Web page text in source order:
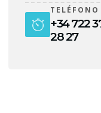
TELÉFONO
+34 722
28 27